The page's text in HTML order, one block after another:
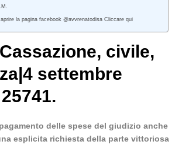
aprire la pagina facebook @avvrenatodisa Cliccare qui
Cassazione, civile,
|4 settembre
delle spese del giudizio anche
esplicita richiesta della parte vittoriosa